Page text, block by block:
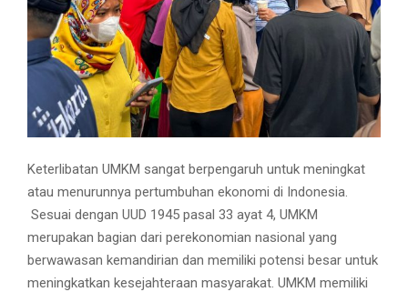
Keterlibatan UMKM sangat berpengaruh untuk meningkat
atau menurunnya pertumbuhan ekonomi di Indonesia.
Sesuai dengan UUD 1945 pasal 33 ayat 4, UMKM
merupakan bagian dari perekonomian nasional yang
berwawasan kemandirian dan memiliki potensi besar untuk
meningkatkan kesejahteraan masyarakat. UMKM memiliki